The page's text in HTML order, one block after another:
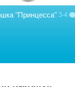
"Принцесса" 3-4